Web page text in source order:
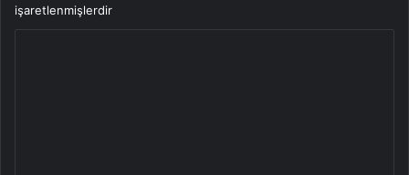
işaretlenmişlerdir